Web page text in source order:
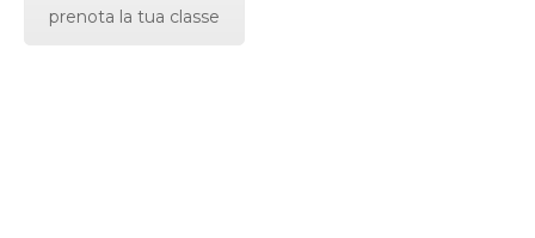
prenota la tua classe